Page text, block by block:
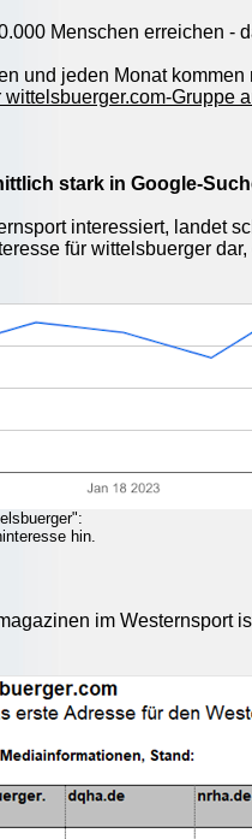
Menschen erreichen -
und jeden Monat
Gruppe
stark in Google-
interessiert, landet
für wittelsbuerger
hin.
im Westernsport